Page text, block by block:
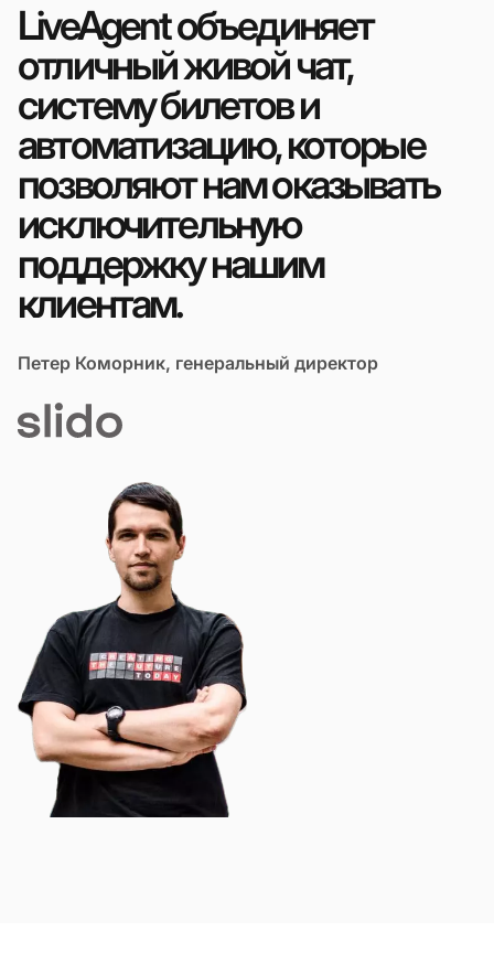
LiveAgent объединяет
отличный живой чат,
систему билетов и
автоматизацию, которые
позволяют нам оказывать
исключительную
поддержку нашим
клиентам.
Петер Коморник, генеральный директор